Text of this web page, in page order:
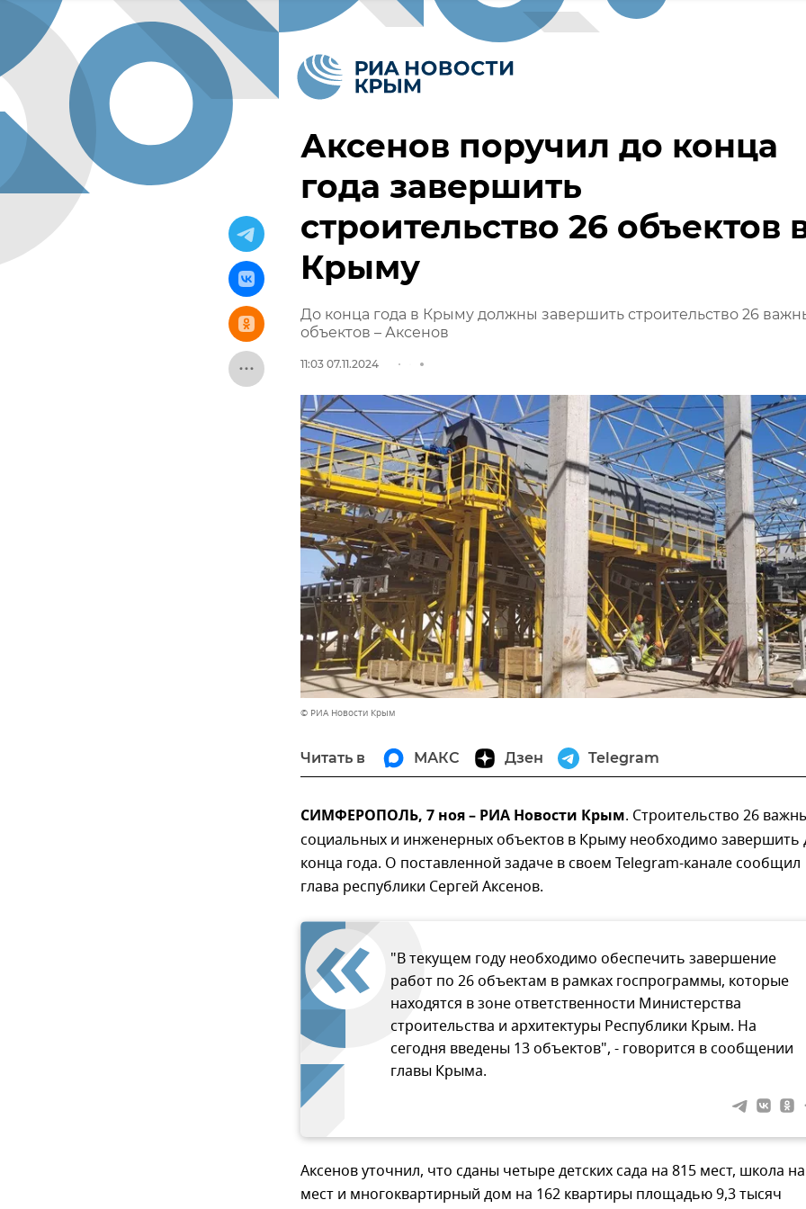
Аксенов поручил до конца
года завершить
строительство 26 объектов
Крыму
До конца года в Крыму должны завершить строительство 26
объектов – Аксенов
11:03 07.11.2024
© РИА Новости Крым
Читать в МАКС Дзен Telegram
СИМФЕРОПОЛЬ, 7 ноя – РИА Новости Крым. Строительство 26
социальных и инженерных объектов в Крыму необходимо завершить
конца года. О поставленной задаче в своем Telegram-канале сообщил
глава республики Сергей Аксенов.
"В текущем году необходимо обеспечить завершение
работ по 26 объектам в рамках госпрограммы, которые
находятся в зоне ответственности Министерства
строительства и архитектуры Республики Крым. На
сегодня введены 13 объектов", - говорится в сообщении
главы Крыма.
Аксенов уточнил, что сданы четыре детских сада на 815 мест, школа
мест и многоквартирный дом на 162 квартиры площадью 9,3 тысяч